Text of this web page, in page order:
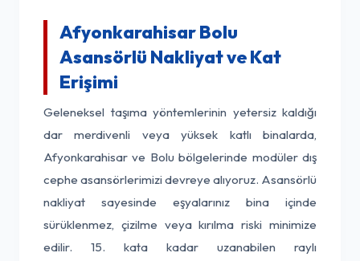
Afyonkarahisar Bolu
Asansörlü Nakliyat ve Kat
Erişimi
Geleneksel taşıma yöntemlerinin yetersiz kaldığı
dar merdivenli veya yüksek katlı binalarda,
Afyonkarahisar ve Bolu bölgelerinde modüler dış
cephe asansörlerimizi devreye alıyoruz. Asansörlü
nakliyat sayesinde eşyalarınız bina içinde
sürüklenmez, çizilme veya kırılma riski minimize
edilir. 15. kata kadar uzanabilen raylı